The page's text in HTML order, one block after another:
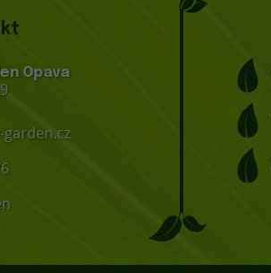
Opava
garden.cz